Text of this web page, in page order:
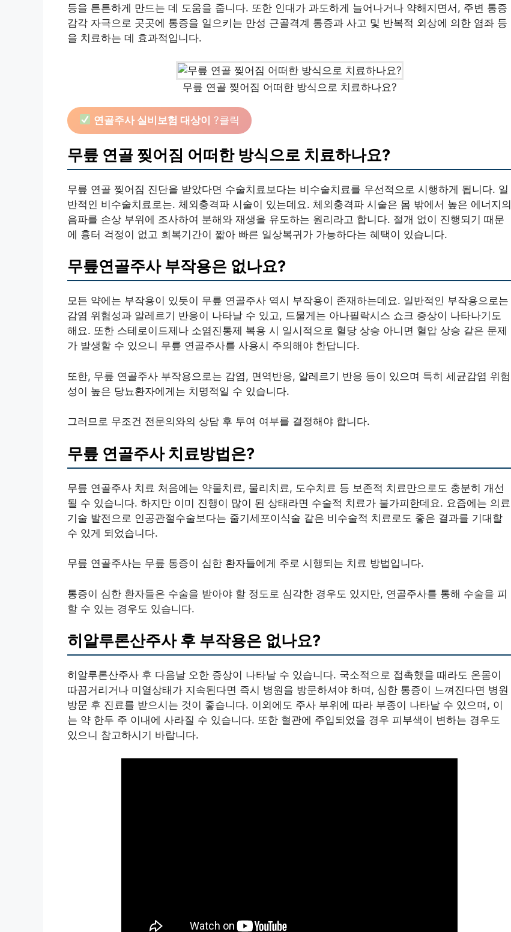
등을 튼튼하게 만드는 데 도움을 줍니다. 또한 인대가 과도하게 늘어나거나 약해지면서, 주변 통증
감각 자극으로 곳곳에 통증을 일으키는 만성 근골격계 통증과 사고 및 반복적 외상에 의한 염좌 등
을 치료하는 데 효과적입니다.
무릎 연골 찢어짐 어떠한 방식으로 치료하나요?
연골주사 실비보험 대상이 ?클릭
무릎 연골 찢어짐 어떠한 방식으로 치료하나요?
무릎 연골 찢어짐 진단을 받았다면 수술치료보다는 비수술치료를 우선적으로 시행하게 됩니다. 일
반적인 비수술치료로는. 체외충격파 시술이 있는데요. 체외충격파 시술은 몸 밖에서 높은 에너지의
음파를 손상 부위에 조사하여 분해와 재생을 유도하는 원리라고 합니다. 절개 없이 진행되기 때문
에 흉터 걱정이 없고 회복기간이 짧아 빠른 일상복귀가 가능하다는 혜택이 있습니다.
무릎연골주사 부작용은 없나요?
모든 약에는 부작용이 있듯이 무릎 연골주사 역시 부작용이 존재하는데요. 일반적인 부작용으로는
감염 위험성과 알레르기 반응이 나타날 수 있고, 드물게는 아나필락시스 쇼크 증상이 나타나기도
해요. 또한 스테로이드제나 소염진통제 복용 시 일시적으로 혈당 상승 아니면 혈압 상승 같은 문제
가 발생할 수 있으니 무릎 연골주사를 사용시 주의해야 한답니다.
또한, 무릎 연골주사 부작용으로는 감염, 면역반응, 알레르기 반응 등이 있으며 특히 세균감염 위험
성이 높은 당뇨환자에게는 치명적일 수 있습니다.
그러므로 무조건 전문의와의 상담 후 투여 여부를 결정해야 합니다.
무릎 연골주사 치료방법은?
무릎 연골주사 치료 처음에는 약물치료, 물리치료, 도수치료 등 보존적 치료만으로도 충분히 개선
될 수 있습니다. 하지만 이미 진행이 많이 된 상태라면 수술적 치료가 불가피한데요. 요즘에는 의료
기술 발전으로 인공관절수술보다는 줄기세포이식술 같은 비수술적 치료로도 좋은 결과를 기대할
수 있게 되었습니다.
무릎 연골주사는 무릎 통증이 심한 환자들에게 주로 시행되는 치료 방법입니다.
통증이 심한 환자들은 수술을 받아야 할 정도로 심각한 경우도 있지만, 연골주사를 통해 수술을 피
할 수 있는 경우도 있습니다.
히알루론산주사 후 부작용은 없나요?
히알루론산주사 후 다음날 오한 증상이 나타날 수 있습니다. 국소적으로 접촉했을 때라도 온몸이
따끔거리거나 미열상태가 지속된다면 즉시 병원을 방문하셔야 하며, 심한 통증이 느껴진다면 병원
방문 후 진료를 받으시는 것이 좋습니다. 이외에도 주사 부위에 따라 부종이 나타날 수 있으며, 이
는 약 한두 주 이내에 사라질 수 있습니다. 또한 혈관에 주입되었을 경우 피부색이 변하는 경우도
있으니 참고하시기 바랍니다.